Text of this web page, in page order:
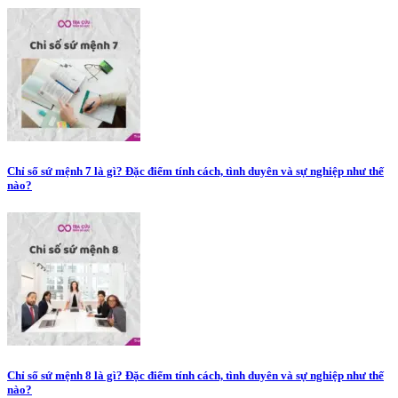
Chỉ số sứ mệnh 7 là gì? Đặc điểm tính cách, tình duyên và sự nghiệp như thế
nào?
Chỉ số sứ mệnh 8 là gì? Đặc điểm tính cách, tình duyên và sự nghiệp như thế
nào?